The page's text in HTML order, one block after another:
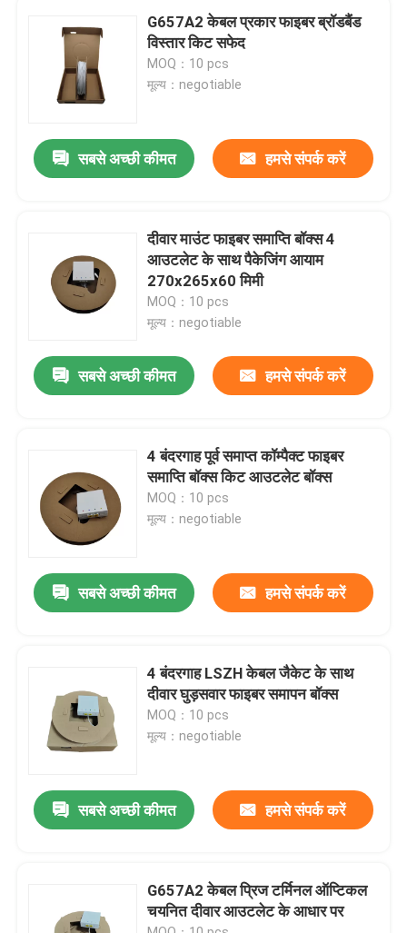
वीडियो
हमारे बारे में
गुणवत्ता नियंत्रण
समाचार
उद्धरण मांगें
फाइबर पैच केबल
G657A2 केबल प्रकार फाइबर ब्रॉडबैंड
विस्तार किट सफेद
MOQ：10 pcs
मूल्य：negotiable
सबसे अच्छी कीमत हमसे संपर्क करें
दीवार माउंट फाइबर समाप्ति बॉक्स 4
आउटलेट के साथ पैकेजिंग आयाम
270x265x60 मिमी
MOQ：10 pcs
मूल्य：negotiable
सबसे अच्छी कीमत हमसे संपर्क करें
4 बंदरगाह पूर्व समाप्त कॉम्पैक्ट फाइबर
समाप्ति बॉक्स किट आउटलेट बॉक्स
MOQ：10 pcs
मूल्य：negotiable
सबसे अच्छी कीमत हमसे संपर्क करें
4 बंदरगाह LSZH केबल जैकेट के साथ
दीवार घुड़सवार फाइबर समापन बॉक्स
MOQ：10 pcs
मूल्य：negotiable
सबसे अच्छी कीमत हमसे संपर्क करें
G657A2 केबल प्रिज टर्मिनल ऑप्टिकल
चयनित दीवार आउटलेट के आधार पर